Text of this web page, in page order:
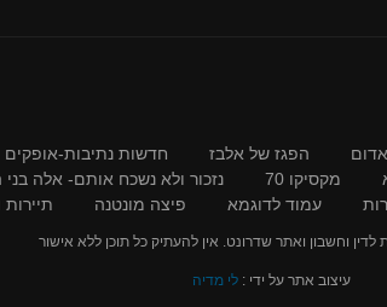
הפגז של אלבז חדשות נתיבות-אופקים
מקסיקו 70
נזכור ולא נשכח אותם- אלה
עמוד לדוגמא פיצה מונטנה תיירות
לדין וחשבון ואתר שדרונט. אין להעתיק כל תוכן ללא אישור
עיצוב אתר על ידי :לי מדיה